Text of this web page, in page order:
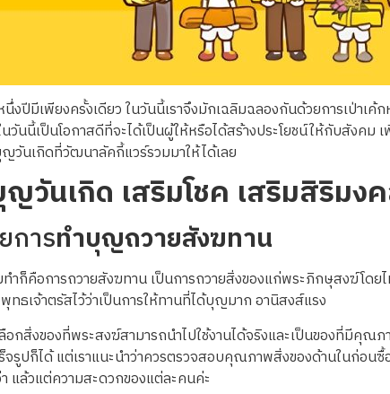
งปีมีเพียงครั้งเดียว ในวันนี้เราจึงมักเฉลิมฉลองกันด้วยการเป่
นนี้เป็นโอกาสดีที่จะได้เป็นผู้ให้หรือได้สร้างประโยชน์ให้กับสังคม
วันเกิดที่วัฒนาลัคกี้แวร์รวมมาให้ได้เลย
ญวันเกิด เสริมโชค เสริมสิริม
การทำบุญถวายสังฆทาน
ก็คือการถวายสังฆทาน เป็นการถวายสิ่งของแก่พระภิกษุสงฆ์โดย
ธเจ้าตรัสไว้ว่าเป็นการให้ทานที่ได้บุญมาก อานิสงส์แรง
กสิ่งของที่พระสงฆ์สามารถนำไปใช้งานได้จริงและเป็นของที่มีคุณ
รูปก็ได้ แต่เราแนะนำว่าควรตรวจสอบคุณภาพสิ่งของด้านในก่อน
แล้วแต่ความสะดวกของแต่ละคนค่ะ